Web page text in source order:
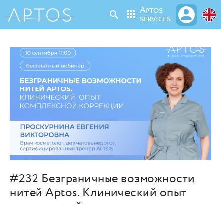
search apps Aptos
services person
#232 Безграничные возможности
нитей Aptos. Клинический опыт